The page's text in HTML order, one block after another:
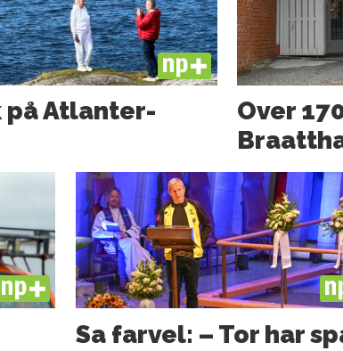
PLUS
på Atlanter­
Over
PLUS
Sa farvel: – Tor har